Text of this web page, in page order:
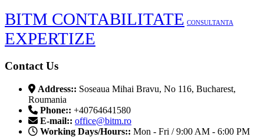
BITM CONTABILITATE CONSULTANTA
EXPERTIZE
Contact Us
Address:: Soseaua Mihai Bravu, No 116, Bucharest,
Roumania
Phone:: +40764641580
E-mail:: office@bitm.ro
Working Days/Hours:: Mon - Fri / 9:00 AM - 6:00 PM